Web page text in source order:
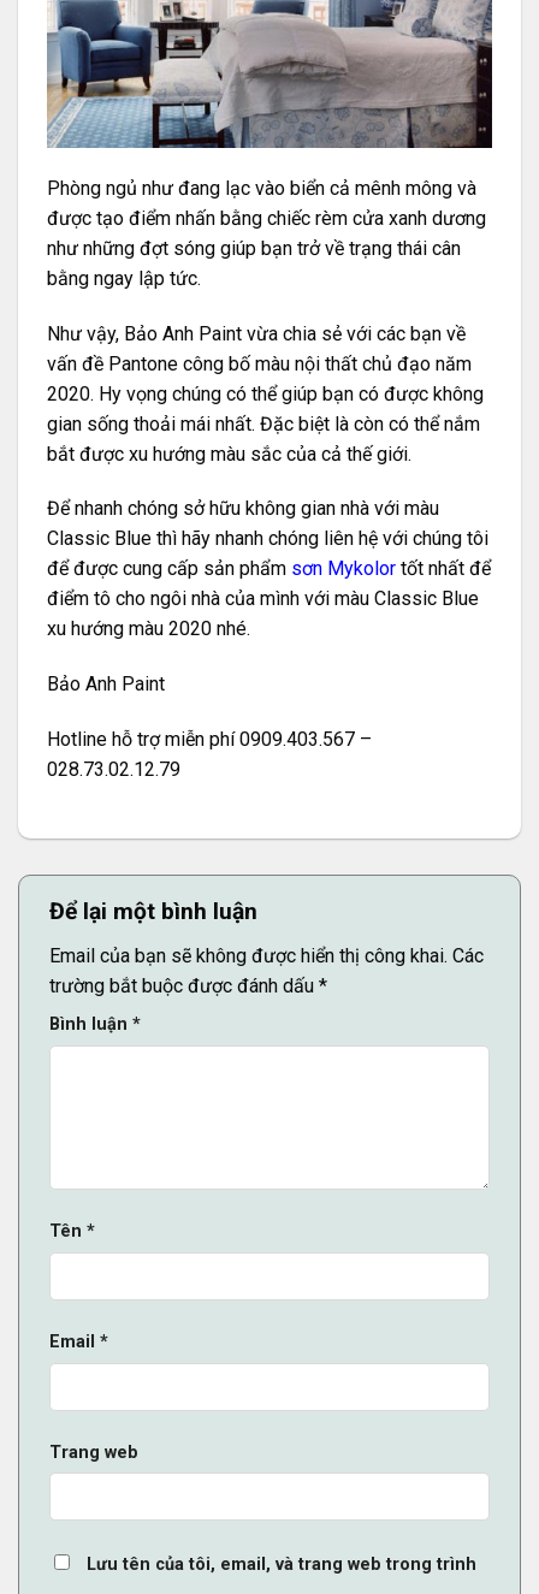
Phòng ngủ như đang lạc vào biển cả mênh mông và
được tạo điểm nhấn bằng chiếc rèm cửa xanh dương
như những đợt sóng giúp bạn trở về trạng thái cân
bằng ngay lập tức.
Như vậy, Bảo Anh Paint vừa chia sẻ với các bạn về
vấn đề Pantone công bố màu nội thất chủ đạo năm
2020. Hy vọng chúng có thể giúp bạn có được không
gian sống thoải mái nhất. Đặc biệt là còn có thể nắm
bắt được xu hướng màu sắc của cả thế giới.
Để nhanh chóng sở hữu không gian nhà với màu
Classic Blue thì hãy nhanh chóng liên hệ với chúng tôi
để được cung cấp sản phẩm sơn Mykolor tốt nhất để
điểm tô cho ngôi nhà của mình với màu Classic Blue
xu hướng màu 2020 nhé.
Bảo Anh Paint
Hotline hỗ trợ miễn phí 0909.403.567 –
028.73.02.12.79
Để lại một bình luận
Email của bạn sẽ không được hiển thị công khai. Các
trường bắt buộc được đánh dấu *
Bình luận *
Tên *
Email *
Trang web
Lưu tên của tôi, email, và trang web trong trình